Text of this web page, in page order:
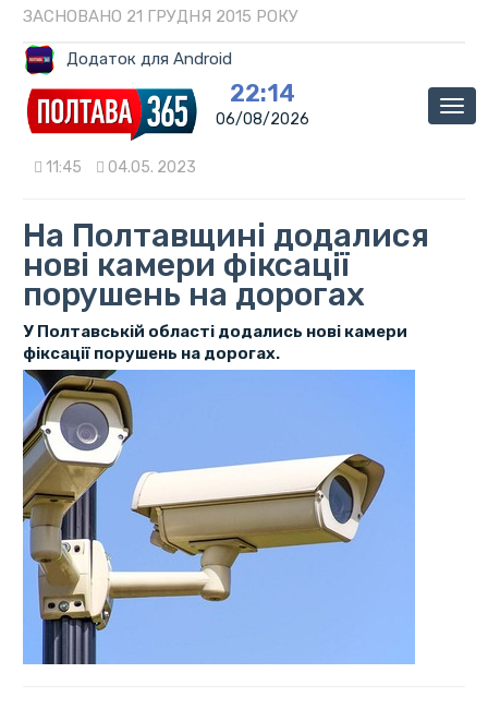
ЗАСНОВАНО 21 ГРУДНЯ 2015 РОКУ
Додаток для Android
22:14
06/08/2026
11:45 04.05. 2023
На Полтавщині додалися
нові камери фіксації
порушень на дорогах
У Полтавській області додались нові камери
фіксації порушень на дорогах.